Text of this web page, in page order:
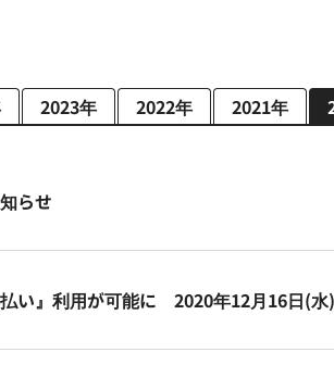
2023年 2022年 2021年
らせ
い』利用が可能に 2020年12月16日(